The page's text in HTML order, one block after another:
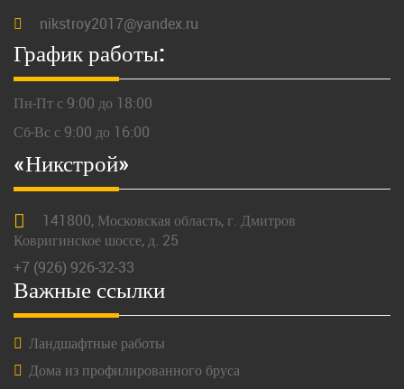
nikstroy2017@yandex.ru
График работы:
Пн-Пт с 9:00 до 18:00
Сб-Вс с 9:00 до 16:00
«Никстрой»
141800, Московская область, г. Дмитров
Ковригинское шоссе, д. 25
+7 (926) 926-32-33
Важные ссылки
Ландшафтные работы
Дома из профилированного бруса